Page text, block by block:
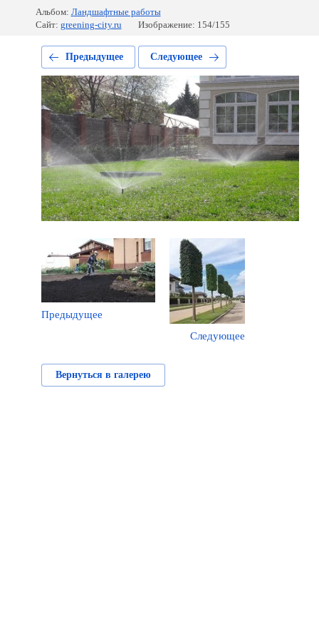
Альбом: Ландшафтные работы
Сайт: greening-city.ru Изображение: 154/155
Предыдущее Следующее
Предыдущее
Следующее
Вернуться в галерею